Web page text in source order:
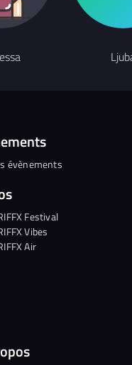
évènements
Festival
Vibes
Air